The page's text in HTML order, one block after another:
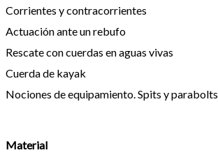
Corrientes y contracorrientes
Actuación ante un rebufo
Rescate con cuerdas en aguas vivas
Cuerda de kayak
Nociones de equipamiento. Spits y parabolts
Material